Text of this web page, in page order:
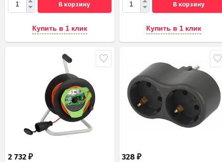
В корзину
Купить в 1 клик
В корзину
Купить в 1 клик
2 732 ₽ 328₽